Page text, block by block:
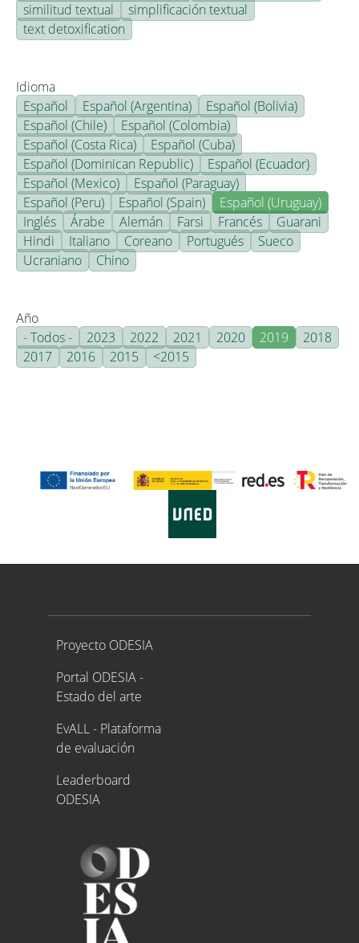
similitud textual
simplificación textual
text detoxification
Idioma
Español
Español (Argentina)
Español (Bolivia)
Español (Chile)
Español (Colombia)
Español (Costa Rica)
Español (Cuba)
Español (Dominican Republic)
Español (Ecuador)
Español (Mexico)
Español (Paraguay)
Español (Peru)
Español (Spain)
Español (Uruguay)
Inglés
Árabe Alemán Farsi Francés
Guarani
Hindi
Italiano Coreano Portugués
Sueco
Ucraniano
Chino
Año
- Todos -
2023 2022 2021 2020 2019
2018
2017
2016 2015 <2015
Proyecto ODESIA
Proyecto ODESIA
Portal ODESIA -
Estado del arte
EvALL - Plataforma
de evaluación
Leaderboard
ODESIA